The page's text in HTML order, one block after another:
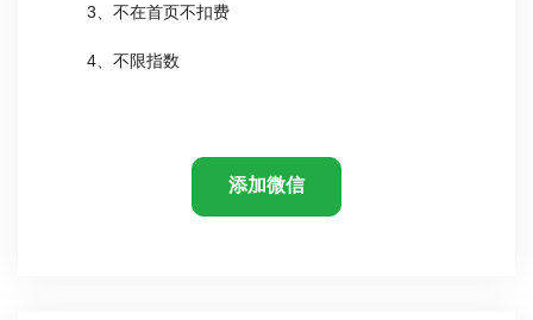
3、不在首页不扣费
4、不限指数
添加微信